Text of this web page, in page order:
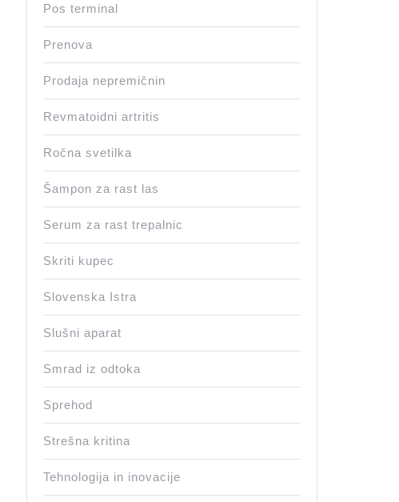
Pos terminal
Prenova
Prodaja nepremičnin
Revmatoidni artritis
Ročna svetilka
Šampon za rast las
Serum za rast trepalnic
Skriti kupec
Slovenska Istra
Slušni aparat
Smrad iz odtoka
Sprehod
Strešna kritina
Tehnologija in inovacije